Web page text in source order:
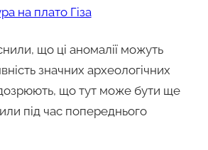
на плато Гіза
що ці аномалії можуть
значних археологічних
що тут може бути ще
під час попереднього